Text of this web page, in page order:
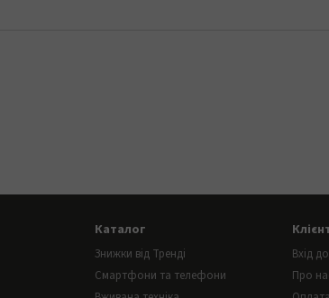
Каталог
Знижки від Тренді
Смартфони та телефони
Вхід
Про